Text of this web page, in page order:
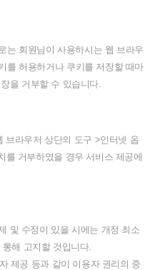
는 회원님이 사용하시는 웹 브라우
를 허용하거나 쿠키를 저장할 때마
을 거부할 수 있습니다.
브라우저 상단의 도구 >인터넷 옵
를 거부하였을 경우 서비스 제공에
및 수정이 있을 시에는 개정 최소
통해 고지할 것입니다.
제공 등과 같이 이용자 권리의 중